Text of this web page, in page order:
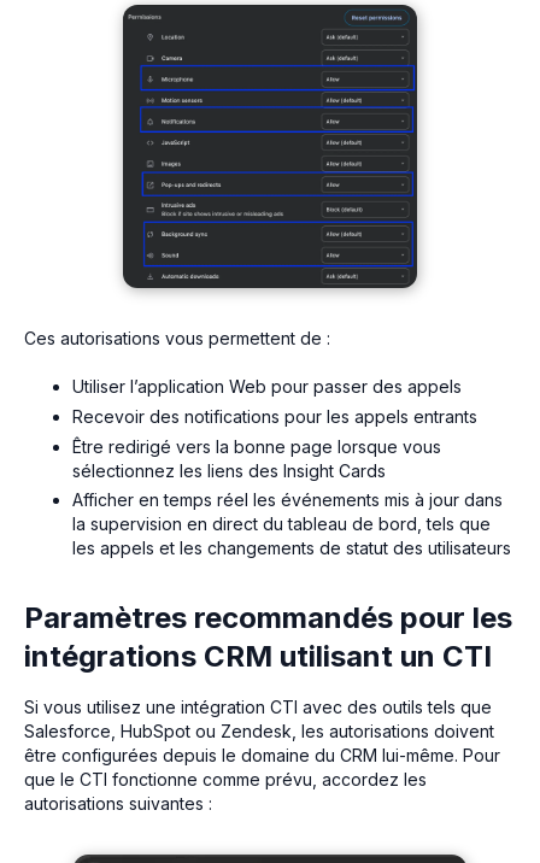
Ces autorisations vous permettent de :
Utiliser l’application Web pour passer des appels
Recevoir des notifications pour les appels entrants
Être redirigé vers la bonne page lorsque vous
sélectionnez les liens des Insight Cards
Afficher en temps réel les événements mis à jour dans
la supervision en direct du tableau de bord, tels que
les appels et les changements de statut des utilisateurs
Paramètres recommandés pour les
intégrations CRM utilisant un CTI
Si vous utilisez une intégration CTI avec des outils tels que
Salesforce, HubSpot ou Zendesk, les autorisations doivent
être configurées depuis le domaine du CRM lui-même. Pour
que le CTI fonctionne comme prévu, accordez les
autorisations suivantes :